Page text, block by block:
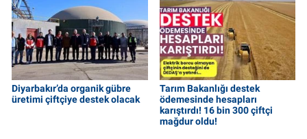
Diyarbakır’da organik gübre
üretimi çiftçiye destek olacak
Tarım Bakanlığı destek
ödemesinde hesapları
karıştırdı! 16 bin 300 çiftçi
mağdur oldu!